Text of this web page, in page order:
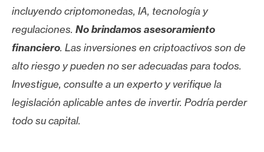
incluyendo criptomonedas, IA, tecnología y
regulaciones. No brindamos asesoramiento
financiero. Las inversiones en criptoactivos son de
alto riesgo y pueden no ser adecuadas para todos.
Investigue, consulte a un experto y verifique la
legislación aplicable antes de invertir. Podría perder
todo su capital.